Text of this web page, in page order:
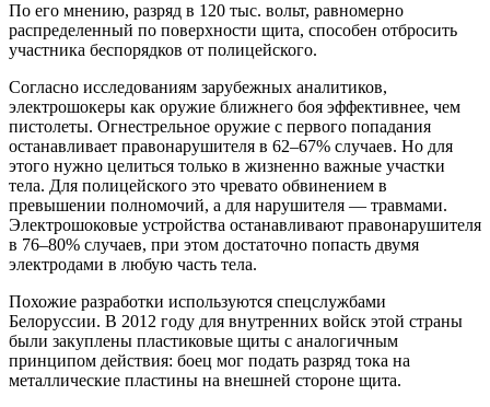
По его мнению, разряд в 120 тыс. вольт, равномерно
распределенный по поверхности щита, способен отбросить
участника беспорядков от полицейского.
Согласно исследованиям зарубежных аналитиков,
электрошокеры как оружие ближнего боя эффективнее, чем
пистолеты. Огнестрельное оружие с первого попадания
останавливает правонарушителя в 62–67% случаев. Но для
этого нужно целиться только в жизненно важные участки
тела. Для полицейского это чревато обвинением в
превышении полномочий, а для нарушителя — травмами.
Электрошоковые устройства останавливают правонарушителя
в 76–80% случаев, при этом достаточно попасть двумя
электродами в любую часть тела.
Похожие разработки используются спецслужбами
Белоруссии. В 2012 году для внутренних войск этой страны
были закуплены пластиковые щиты с аналогичным
принципом действия: боец мог подать разряд тока на
металлические пластины на внешней стороне щита.